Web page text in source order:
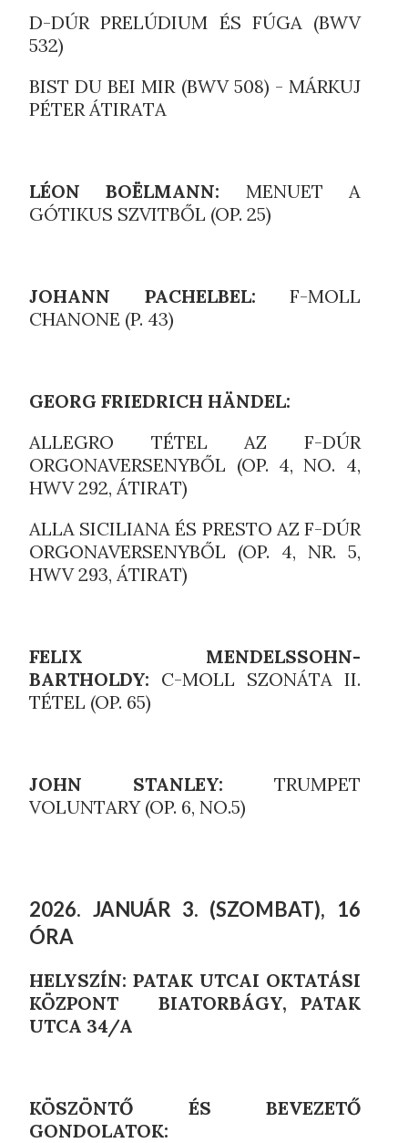
D-DÚR PRELÚDIUM ÉS FÚGA (BWV
532)
BIST DU BEI MIR (BWV 508) - MÁRKUJ
PÉTER ÁTIRATA
LÉON BOËLMANN: MENUET A
GÓTIKUS SZVITBŐL (OP. 25)
JOHANN PACHELBEL: F-MOLL
CHANONE (P. 43)
GEORG FRIEDRICH HÄNDEL:
ALLEGRO TÉTEL AZ F-DÚR
ORGONAVERSENYBŐL (OP. 4, NO. 4,
HWV 292, ÁTIRAT)
ALLA SICILIANA ÉS PRESTO AZ F-DÚR
ORGONAVERSENYBŐL (OP. 4, NR. 5,
HWV 293, ÁTIRAT)
FELIX MENDELSSOHN-
BARTHOLDY: C-MOLL SZONÁTA II.
TÉTEL (OP. 65)
JOHN STANLEY: TRUMPET
VOLUNTARY (OP. 6, NO.5)
2026. JANUÁR 3. (SZOMBAT), 16
ÓRA
HELYSZÍN: PATAK UTCAI OKTATÁSI
KÖZPONT BIATORBÁGY, PATAK
UTCA 34/A
KÖSZÖNTŐ ÉS BEVEZETŐ
GONDOLATOK: